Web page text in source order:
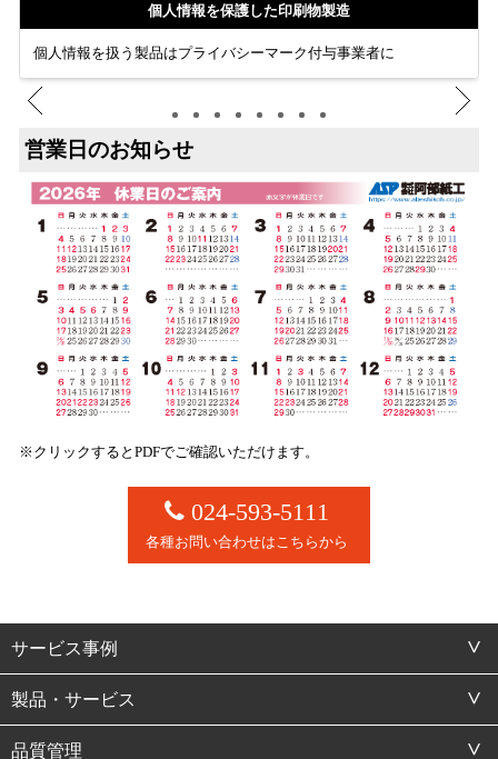
個人情報を保護した印刷物製造
個人情報を扱う製品はプライバシーマーク付与事業者に
営業日のお知らせ
※クリックするとPDFでご確認いただけます。
024-593-5111
各種お問い合わせはこちらから
サービス事例
製品・サービス
品質管理